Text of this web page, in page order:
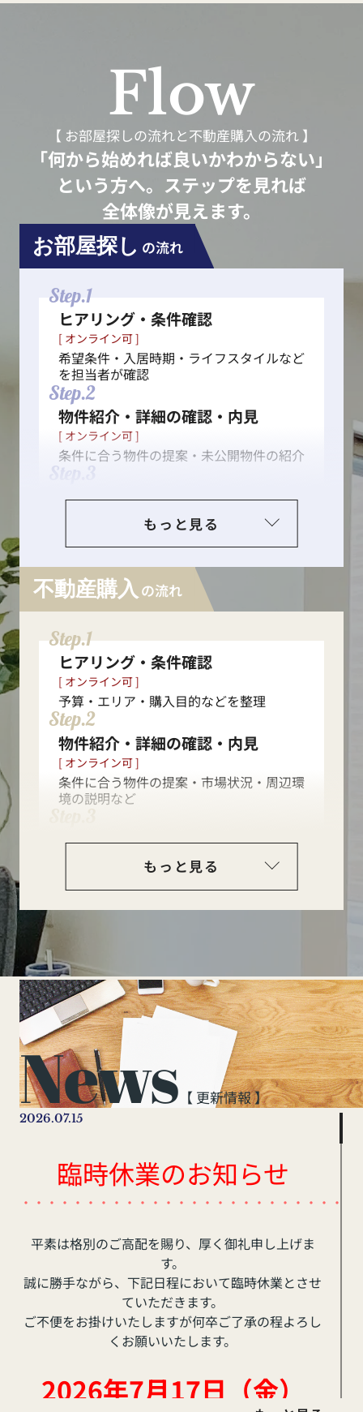
Flow
【 お部屋探しの流れと不動産購入の流れ 】
「何から始めれば良いかわからない」
という方へ。ステップを見れば
全体像が見えます。
お部屋探し の流れ
Step.1
ヒアリング・条件確認
[ オンライン可 ]
希望条件・入居時期・ライフスタイルなど
を担当者が確認
Step.2
物件紹介・詳細の確認・内見
[ オンライン可 ]
条件に合う物件の提案・未公開物件の紹介
Step.3
入居申し込み・入居審査
入居申込書の提出、入居審査の実施
Step.4
契約手続き
[ オンライン可 ]
重要事項説明・契約締結
Step.5
初期費用の支払い・鍵の受け取り
Step.6
入居開始
もっと見る
不動産購入 の流れ
Step.1
ヒアリング・条件確認
[ オンライン可 ]
予算・エリア・購入目的などを整理
Step.2
物件紹介・詳細の確認・内見
[ オンライン可 ]
条件に合う物件の提案・市場状況・周辺環
境の説明など
購入申込み・住宅ローン事前審査
Step.4
売買契約
Step.5
住宅ローン本審査・契約
Step.6
決済・引渡し
残金支払い・登記・鍵受け取り
もっと見る
News 【 更新情報 】
2026.07.15
臨時休業のお知らせ
・・・・・・・・・・・・・・・・・・・・・・・・・
平素は格別のご高配を賜り、厚く御礼申し上げま
す。
誠に勝手ながら、下記日程において臨時休業とさせ
ていただきます。
ご不便をお掛けいたしますが何卒ご了承の程よろし
くお願いいたします。
2026年7月17日（金）